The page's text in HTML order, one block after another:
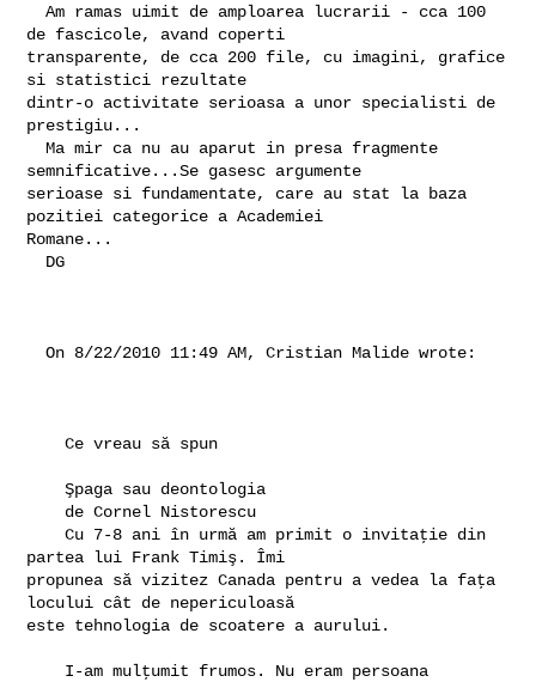
  Am ramas uimit de amploarea lucrarii - cca 100
de fascicole, avand coperti
transparente, de cca 200 file, cu imagini, grafice
si statistici rezultate
dintr-o activitate serioasa a unor specialisti de
prestigiu...
  Ma mir ca nu au aparut in presa fragmente
semnificative...Se gasesc argumente
serioase si fundamentate, care au stat la baza
pozitiei categorice a Academiei
Romane...
  On 8/22/2010 11:49 AM, Cristian Malide wrote:
    Ce vreau să spun
    Şpaga sau deontologia
    Cu 7-8 ani în urmă am primit o invitaţie din
partea lui Frank Timiş. Îmi
propunea să vizitez Canada pentru a vedea la faţa
locului cât de nepericuloasă
este tehnologia de scoatere a aurului.